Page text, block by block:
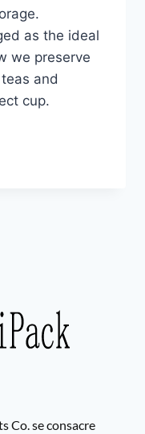
as the ideal
we preserve
and
cup.​
Co. se consacre